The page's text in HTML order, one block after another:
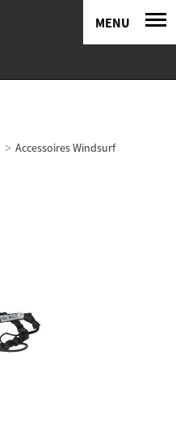
MENU
Accessoires Windsurf